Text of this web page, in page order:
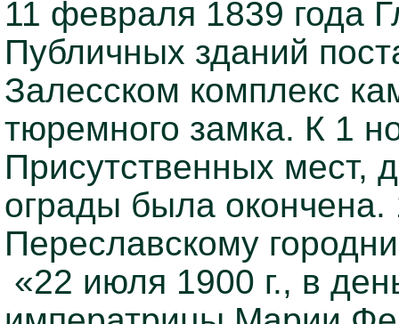
11 февраля 1839 года
Публичных зданий
Залесском комплекс
тюремного замка. К 1
Присутственных мест,
ограды была окончена.
Переславскому
«22 июля 1900 г., в